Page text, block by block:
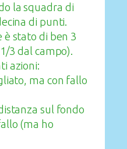
la squadra di
di punti.
è stato di ben 3
3 dal campo).
azioni:
ma con fallo
sul fondo
(ma ho